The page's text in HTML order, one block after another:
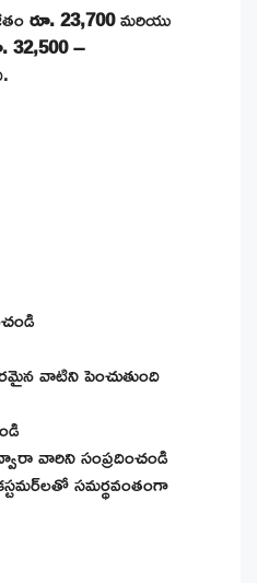
రూ. 23,700మరియు
32,500 –
వాటిని పెంచుతుంది
వారిని సంప్రదించండి
సమర్థవంతంగా